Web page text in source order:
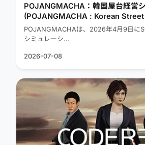
POJANGMACHA：韓国屋台経営
(POJANGMACHA : Korean
Management Simulator)
POJANGMACHAは、2026年4月9日に
シミュレーシ…
2026-07-08